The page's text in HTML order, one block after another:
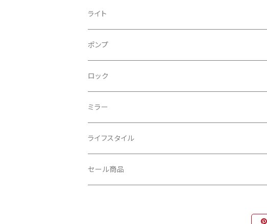
CONTINENTAL/コンチネンタル
CRANE/クレーン
CRANKBROTHERS/クランクブラザーズ
CROSS SECTION/クロスセクション
CLIK/クリック
CUSH CORE/クッシュコア
サコッシュ
バックパック
フレームバッグ
輪行袋
輪行小物
バイクカバー
その他
ライト
フロントライト
テールライト
ポンプ
ロック
ミラー
ライフスタイル
キャップ
セール商品